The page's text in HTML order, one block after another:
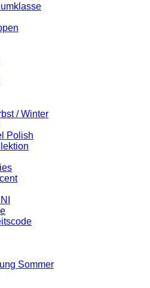
/ Winter
Polish
Sommer